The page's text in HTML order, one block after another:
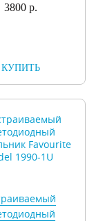
3800 р.
КУПИТЬ